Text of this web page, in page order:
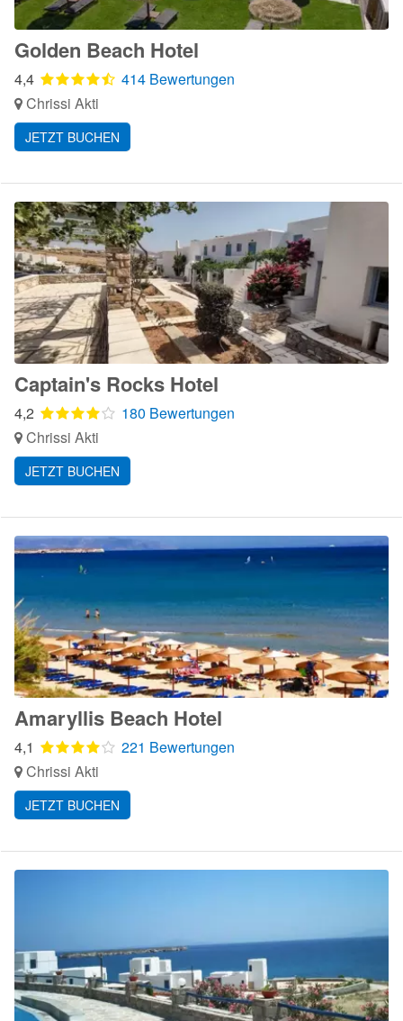
Golden Beach Hotel
4,4
414 Bewertungen
Chrissi Akti
JETZT BUCHEN
Captain's Rocks Hotel
4,2
180 Bewertungen
Chrissi Akti
JETZT BUCHEN
Amaryllis Beach Hotel
4,1
221 Bewertungen
Chrissi Akti
JETZT BUCHEN